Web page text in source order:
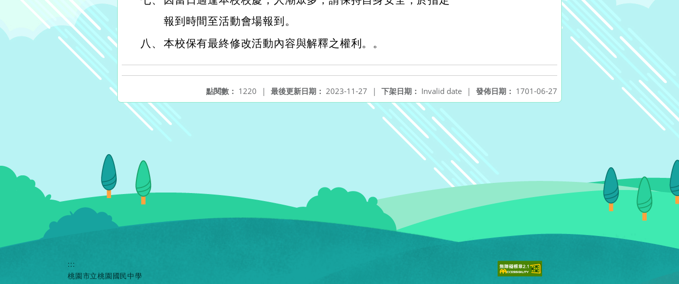
報到時間至活動會場報到。
八、 本校保有最終修改活動內容與解釋之權利。。
發佈日期： 1701-06-27
下架日期： Invalid date |
最後更新日期： 2023-11-27 |
點閱數： 1220 |
:::
桃園市立桃園國民中學